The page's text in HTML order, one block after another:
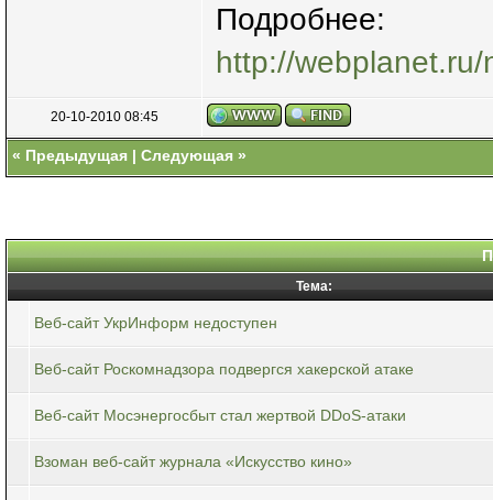
Подробнее:
http://
20-10-2010 08:45
« Предыдущая | Следующая »
Тема:
Веб-сайт УкрИнформ недоступен
Веб-сайт Роскомнадзора подвергся хакерской атаке
Веб-сайт Мосэнергосбыт стал жертвой DDoS-атаки
Взоман веб-сайт журнала «Искусство кино»